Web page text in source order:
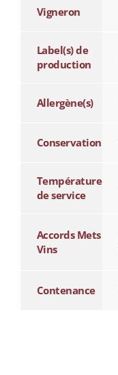
Vigneron
Label(s) de
production
Allergène(s)
Conservation
Température
de service
Accords Mets
Vins
Contenance